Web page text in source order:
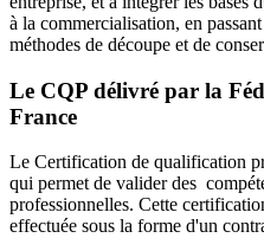
à la commercialisation, en
méthodes de découpe et de
Le CQP délivré par la
France
Le Certification de qualification
qui permet de valider des
professionnelles. Cette
effectuée sous la forme d'un